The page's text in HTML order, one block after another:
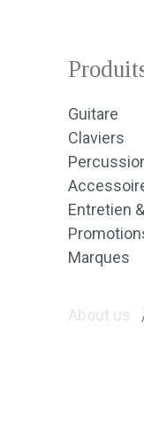
Guitare
Claviers
Entretien
Marques
About us